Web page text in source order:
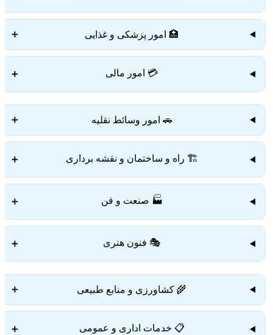
🏥 امور پزشکی و غذایی ➕
💳 امور مالی ➕
🚗 امور وسائط نقلیه ➕
🏗️ راه و ساختمان و نقشه برداری ➕
🏭 صنعت و فن ➕
🎭 فنون هنری ➕
🌾 کشاورزی و منابع طبیعی ➕
📋 خدمات اداری و عمومی ➕